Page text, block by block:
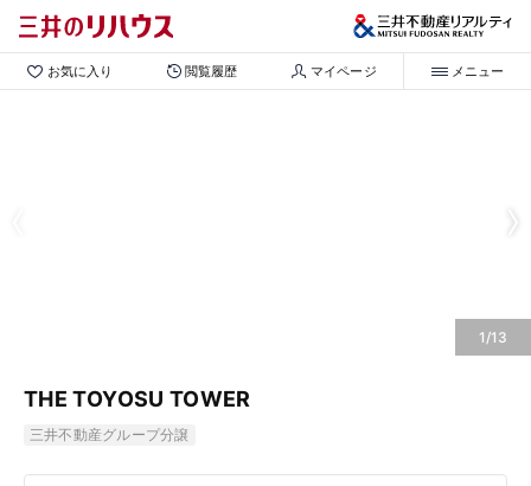
お気に入り 閲覧履歴 マイページ メニュー
1/13
THE TOYOSU TOWER
三井不動産グループ分譲